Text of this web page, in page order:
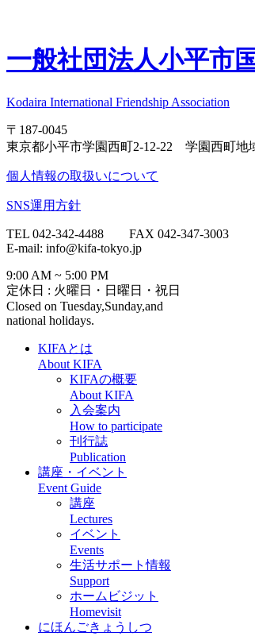
一般社団法人小平市
Kodaira International Friendship Association
〒187-0045
東京都小平市学園西町2-12-22 学園西町地
個人情報の取扱いについて
SNS運用方針
TEL 042-342-4488 FAX 042-347-3003
E-mail: info@kifa-tokyo.jp
9:00 AM ~ 5:00 PM
定休日 : 火曜日・日曜日・祝日
Closed on Tuesday,Sunday,and
national holidays.
KIFAとは
About KIFA
KIFAの概要
About KIFA
入会案内
How to participate
刊行誌
Publication
講座・イベント
Event Guide
講座
Lectures
イベント
Events
生活サポート情報
Support
ホームビジット
Homevisit
にほんごきょうしつ